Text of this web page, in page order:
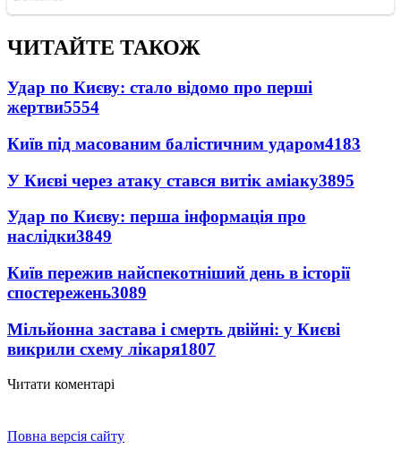
ЧИТАЙТЕ ТАКОЖ
Удар по Києву: стало відомо про перші
жертви5554
Київ під масованим балістичним ударом4183
У Києві через атаку стався витік аміаку3895
Удар по Києву: перша інформація про
наслідки3849
Київ пережив найспекотніший день в історії
спостережень3089
Мільйонна застава і смерть двійні: у Києві
викрили схему лікаря1807
Читати коментарі
Повна версія сайту